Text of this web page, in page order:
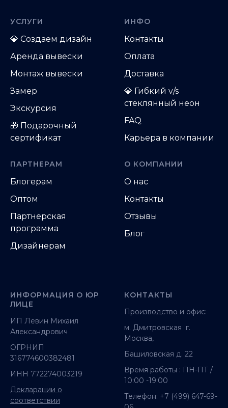
УСЛУГИ
💎 Создаем дизайн
Аренда вывески
Монтаж вывески
Замер
Экскурсия
🎁 Подарочный
сертификат
ИНФО
Контакты
Оплата
Доставка
💎 Гибкий v/s
стеклянный неон
FAQ
Карьера в компании
ПАРТНЕРАМ
Блогерам
Оптом
Партнерская
программа
Дизайнерам
О КОМПАНИИ
О нас
Контакты
Отзывы
Блог
ИНФОРМАЦИЯ О ЮР
ЛИЦЕ
ИП Левин Михаил
Александрович
ОГРНИП
316774600382481
ИНН 772274003219
Декларации о
соответствии
КОНТАКТЫ
Производство и офис:
м. Дмитровская г.
Москва,
Башиловская д. 22
Время работы : ПН-ПТ /
10:00 -19:00
Телефон: +7 (499) 647-69-